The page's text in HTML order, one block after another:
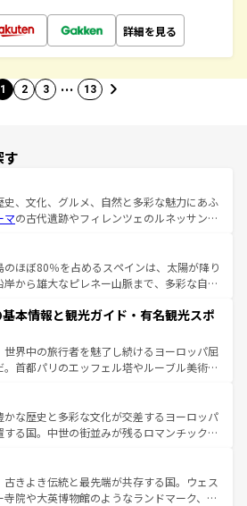
詳細を見る
1 2 3 … 13
史、文化、グルメ、自然と多彩な魅力にあふ
マの古代遺跡やフィレンツェのルネッサンス
ーナの美しい田園風景やアマルフィ海岸の絶
景観も見逃せない。観光の合間には、本場の
など、絶品のイタリア料理を堪能することも
イタリアで、忘れられない旅をしてみよう！
タリア情報は
のほぼ80％を占めるスペインは、太陽が降り
岸から雄大なピレネー山脈まで、多彩な自然
この国では、情熱的なフラメンコ、熱気あふ
して美味しいタパスが生活の一部となってい
リードの洗練された雰囲気や、バルセロナの
た街角から、地方では古代ローマ遺跡や中世
よって風土や気候が異なるスペインはその個
性で訪れる人を魅了する。 なお、新着のスペイン情報は コ
を参照してほしい。
本情報と観光ガイド・有名観光スポ
世界中の旅行者を魅了し続けるヨーロッパ屈
。首都パリのエッフェル塔やルーブル美術館
力が詰まっている。華麗な宮殿、歴史的な大
ビーチ、そして豊かな自然が、訪れる者を心
。また、フランスは美食の国としても知ら
ンの発祥地であるランス、プロヴァンスの
ンダー畑など、多彩な楽しみ方が可能だ。さ
外の地域にも魅力が溢れており、どの街角に
かな歴史と多彩な文化が交差するヨーロッパ
する国。中世の街並みが残るロマンチック街
は、どこを歩いても飽きることがない。ベ
的活気、バイエルン州のアルプスの絶景、そ
沿いのワイン畑といった風景は必見。ビール
古きよき伝統と最先端が共存する国。ウェス
寺院や大英博物館のようなランドマーク、歴